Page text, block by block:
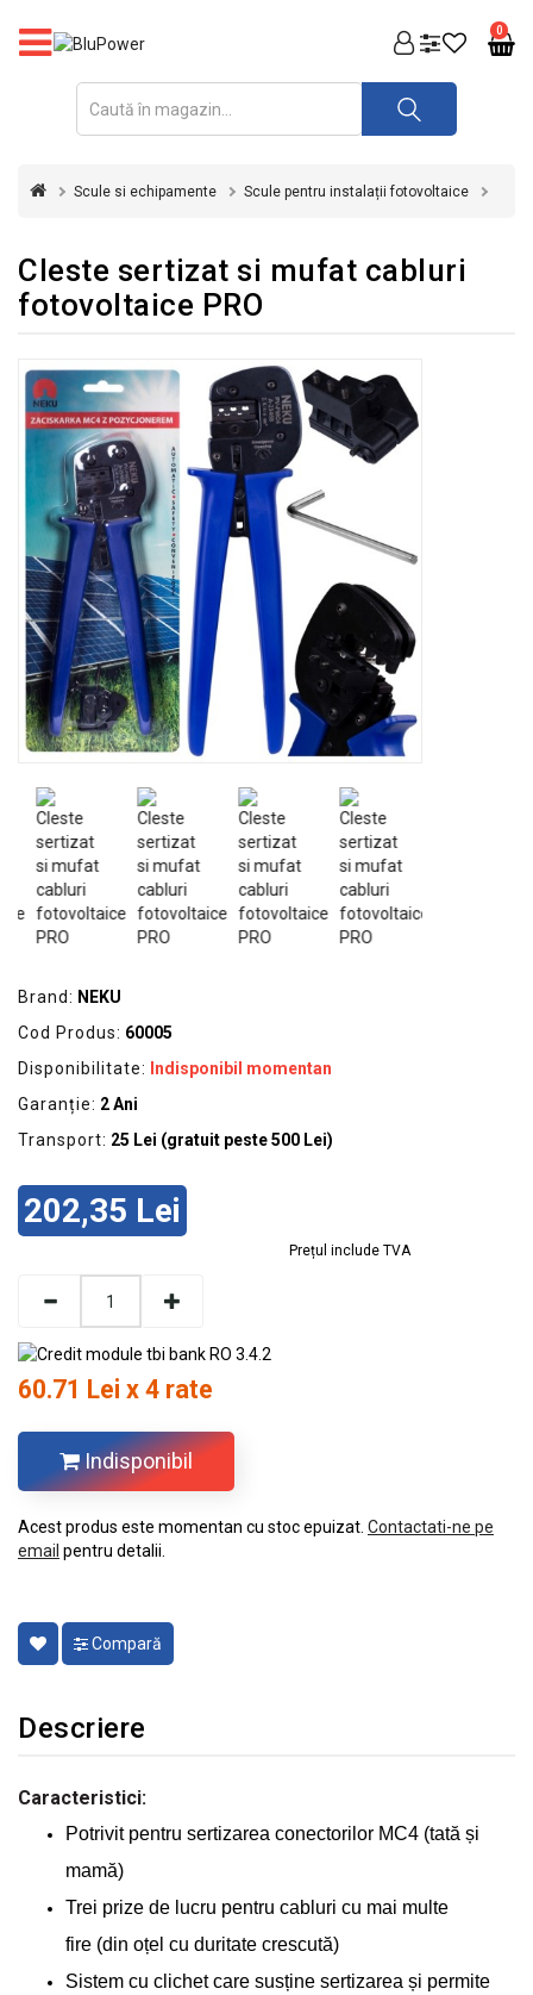
0
PRODUSE
FOTOVOLTAICE
INVERTOARE
&
STABILIZATOARE
DE
TENSIUNE
SI
GRADINA
SCULE
SI
ECHIPAMENTE
ELECTRICE
ECHIPAMENTE
DE
KITURI
FOTOVOLTAICE
Scule si echipamente Scule pentru instalații fotovoltaice
Cleste sertizat si mufat cabluri
fotovoltaice PRO
Brand: NEKU
Cod Produs: 60005
Disponibilitate:
Indisponibil momentan
Garanție: 2 Ani
Transport: 25 Lei (gratuit peste 500 Lei)
202,35 Lei
Prețul include TVA
60.71 Lei x 4 rate
Indisponibil
Acest produs este momentan cu stoc epuizat. Contactati-ne pe
email pentru detalii.
Compară
Descriere
Caracteristici:
Potrivit pentru sertizarea conectorilor MC4 (tată și
mamă)
Trei prize de lucru pentru cabluri cu mai multe
fire (din oțel cu duritate crescută)
Sistem cu clichet care susține sertizarea și permite